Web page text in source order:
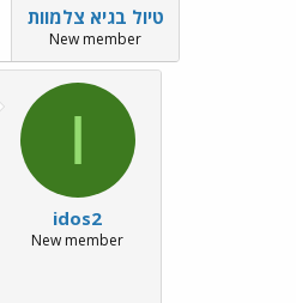
ך
טיול בגיא צלמוות
New member
I
idos2
New member